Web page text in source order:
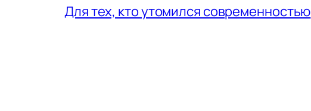
Для тех, кто утомился современностью